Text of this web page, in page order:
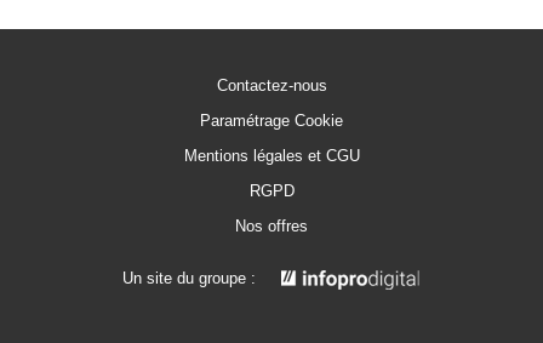
Contactez-nous
Paramétrage Cookie
Mentions légales et CGU
RGPD
Nos offres
Un site du groupe :